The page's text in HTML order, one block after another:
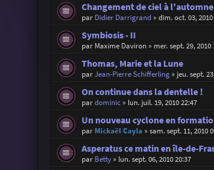
Changement de ciel à
par Didier Darrigrand» dim. oct. 03, 2010
Symbiosis - II
par Maxime Daviron» mer. sept. 29, 2010
Thomas, Marie et la Lune
parJean-Pierre Schifferling» jeu. sept.
On continue dans la dentelle !
pardominic» lun. juil. 19, 2010 22:47
Un nouveau cyclone en
par Mickaël Cayla » sam. sept. 11, 2010
Asperatus ce matin en île-de-
par Betty» lun. sept. 06, 2010 20:37